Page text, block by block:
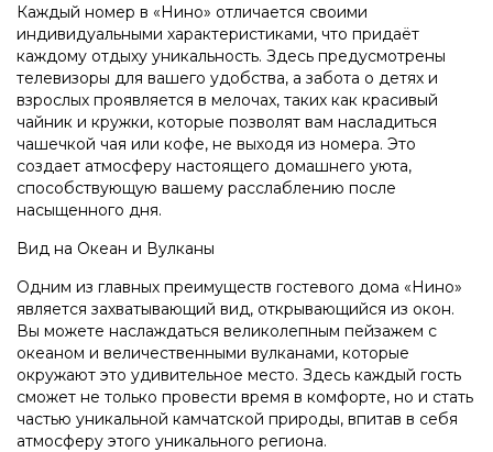
Каждый номер в «Нино» отличается своими
индивидуальными характеристиками, что придаёт
каждому отдыху уникальность. Здесь предусмотрены
телевизоры для вашего удобства, а забота о детях и
взрослых проявляется в мелочах, таких как красивый
чайник и кружки, которые позволят вам насладиться
чашечкой чая или кофе, не выходя из номера. Это
создает атмосферу настоящего домашнего уюта,
способствующую вашему расслаблению после
насыщенного дня.
Вид на Океан и Вулканы
Одним из главных преимуществ гостевого дома «Нино»
является захватывающий вид, открывающийся из окон.
Вы можете наслаждаться великолепным пейзажем с
океаном и величественными вулканами, которые
окружают это удивительное место. Здесь каждый гость
сможет не только провести время в комфорте, но и стать
частью уникальной камчатской природы, впитав в себя
атмосферу этого уникального региона.